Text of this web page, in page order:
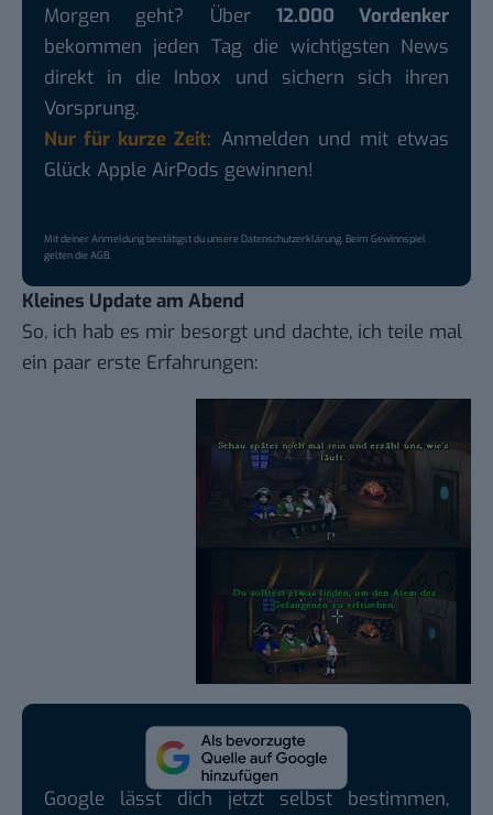
Morgen geht? Über 12.000 Vordenker
bekommen jeden Tag die wichtigsten News
direkt in die Inbox und sichern sich ihren
Vorsprung.
Nur für kurze Zeit: Anmelden und mit etwas
Glück Apple AirPods gewinnen!
Mit deiner Anmeldung bestätigst du unsere Datenschutzerklärung. Beim Gewinnspiel
gelten dieAGB.
Kleines Update am Abend
So, ich hab es mir besorgt und dachte, ich teile mal
ein paar erste Erfahrungen:
Google lässt dich jetzt selbst bestimmen,